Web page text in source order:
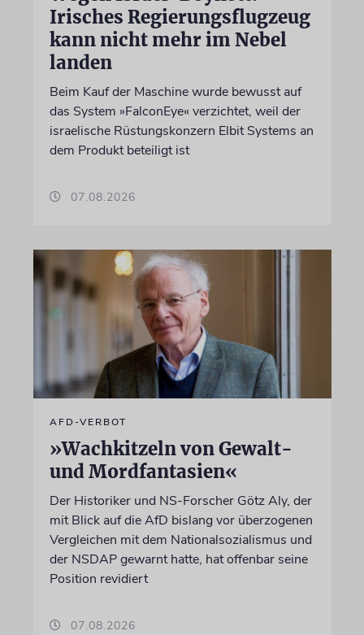
Irisches Regierungsflugzeug
kann nicht mehr im Nebel
landen
Beim Kauf der Maschine wurde bewusst auf
das System »FalconEye« verzichtet, weil der
israelische Rüstungskonzern Elbit Systems an
dem Produkt beteiligt ist
07.08.2026
AFD-VERBOT
»Wachkitzeln von Gewalt-
und Mordfantasien«
Der Historiker und NS-Forscher Götz Aly, der
mit Blick auf die AfD bislang vor überzogenen
Vergleichen mit dem Nationalsozialismus und
der NSDAP gewarnt hatte, hat offenbar seine
Position revidiert
07.08.2026